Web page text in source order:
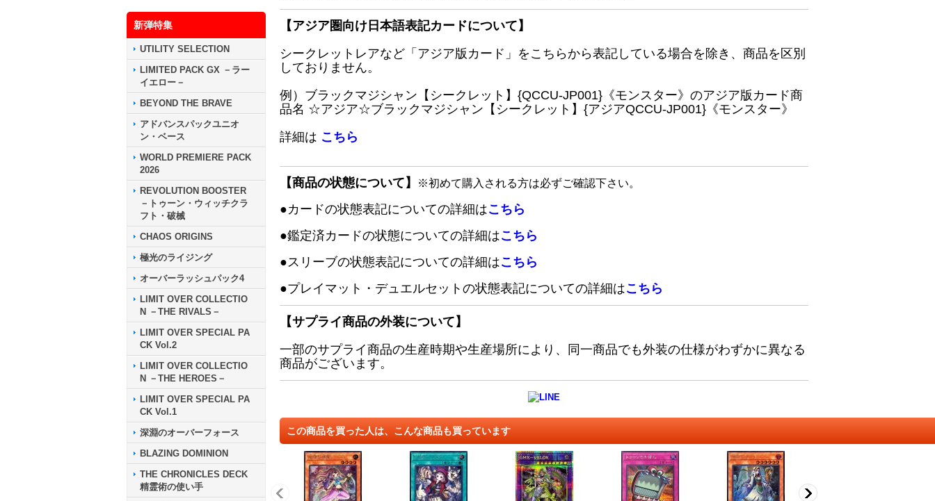
新弾特集
UTILITY SELECTION
LIMITED PACK GX －ラー
イエロー－
BEYOND THE BRAVE
アドバンスパックユニオ
ン・ベース
WORLD PREMIERE PACK
2026
REVOLUTION BOOSTER
－トゥーン・ウィッチクラ
フト・破械
CHAOS ORIGINS
極光のライジング
オーバーラッシュパック4
LIMIT OVER COLLECTIO
N －THE RIVALS－
LIMIT OVER SPECIAL PA
CK Vol.2
LIMIT OVER COLLECTIO
N －THE HEROES－
LIMIT OVER SPECIAL PA
CK Vol.1
深淵のオーバーフォース
BLAZING DOMINION
THE CHRONICLES DECK
精霊術の使い手
【アジア圏向け日本語表記カードについて】
シークレットレアなど「アジア版カード」をこちらから表記している場合を除き、商品を区別
しておりません。
例）ブラックマジシャン【シークレット】{QCCU-JP001}《モンスター》のアジア版カード商
品名 ☆アジア☆ブラックマジシャン【シークレット】{アジアQCCU-JP001}《モンスター》
詳細は こちら
【商品の状態について】 ※初めて購入される方は必ずご確認下さい。
●カードの状態表記についての詳細はこちら
●鑑定済カードの状態についての詳細はこちら
●スリーブの状態表記についての詳細はこちら
●プレイマット・デュエルセットの状態表記についての詳細はこちら
【サプライ商品の外装について】
一部のサプライ商品の生産時期や生産場所により、同一商品でも外装の仕様がわずかに異なる
商品がございます。
この商品を買った人は、こんな商品も買っています